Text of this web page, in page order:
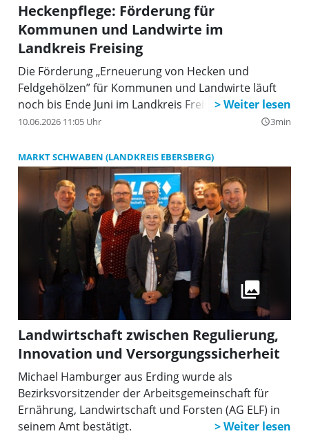
Heckenpflege: Förderung für
Kommunen und Landwirte im
Landkreis Freising
Die Förderung „Erneuerung von Hecken und
Feldgehölzen” für Kommunen und Landwirte läuft
noch bis Ende Juni im Landkreis Freising.
10.06.2026 11:05 Uhr query_builder3min
MARKT SCHWABEN (LANDKREIS EBERSBERG)
Landwirtschaft zwischen Regulierung,
Innovation und Versorgungssicherheit
Michael Hamburger aus Erding wurde als
Bezirksvorsitzender der Arbeitsgemeinschaft für
Ernährung, Landwirtschaft und Forsten (AG ELF) in
seinem Amt bestätigt.